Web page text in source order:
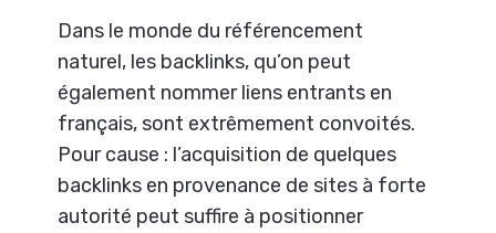
Dans le monde du référencement
naturel, les backlinks, qu’on peut
également nommer liens entrants en
français, sont extrêmement convoités.
Pour cause : l’acquisition de quelques
backlinks en provenance de sites à forte
autorité peut suffire à positionner